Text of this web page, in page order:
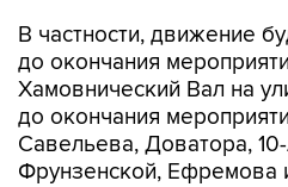
В частности, движение
до окончания
Хамовнический Вал на
до окончания
Савельева, Доватора,
Фрунзенской, Ефремова